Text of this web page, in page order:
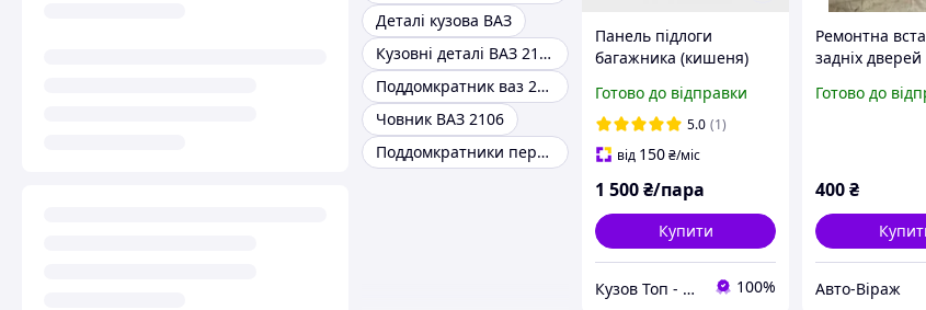
Деталі кузова ВАЗ
Кузовні деталі ВАЗ 2108-2109-21093-21099
Поддомкратник ваз 2108
Човник ВАЗ 2106
Поддомкратники передні
Панель підлоги
багажника (кишеня)
Приора прав+ліва
Готово до відправки
5.0 (1)
від 150₴/міс
1 500₴/пара
Купити
Кузов Топ - кузовні запчастини, які стають як рідні 100%
Ремонтна
задніх
права
Готово до
400₴
Авто-Віраж